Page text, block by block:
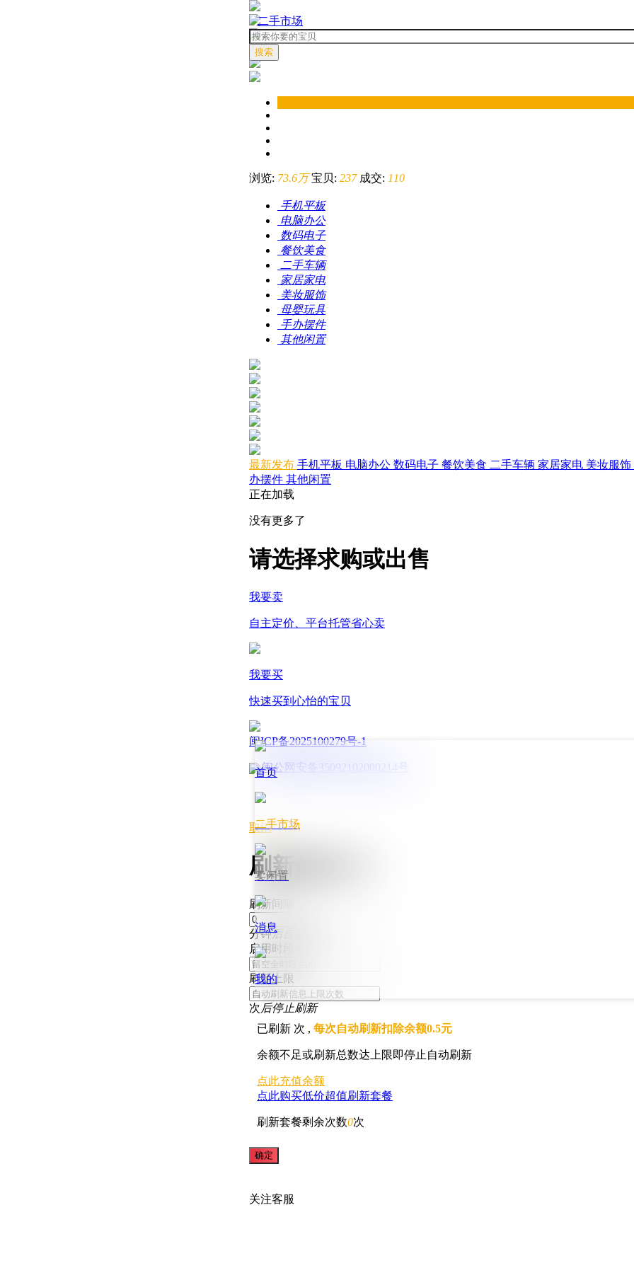
二手市场
搜索
浏览: 73.6万 宝贝: 237 成交: 110
手机平板
电脑办公
数码电子
餐饮美食
二手车辆
家居家电
美妆服饰
母婴玩具
手办摆件
其他闲置
最新发布 手机平板 电脑办公 数码电子 餐饮美食 二手车辆 家居家电 美妆服饰
办摆件 其他闲置
正在加载
没有更多了
请选择求购或出售
我要卖
自主定价、平台托管省心卖
我要买
快速买到心怡的宝贝
首页
二手市场
卖闲置
消息
我的
闽ICP备2025100279号-1
闽公网安备35092102000214号
取消
刷新信息 ID:
刷新间隔
分钟后自动刷新
启用时段
刷新上限
次后停止刷新
已刷新 次 ,每次自动刷新扣除余额0.5元
余额不足或刷新总数达上限即停止自动刷新
点此充值余额
点此购买低价超值刷新套餐
刷新套餐剩余次数0次
关注客服